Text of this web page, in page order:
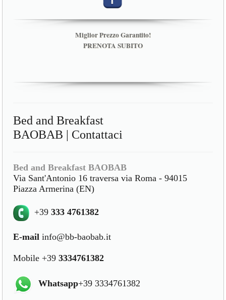
Miglior Prezzo Garantito!
PRENOTA SUBITO
Bed and Breakfast
BAOBAB | Contattaci
Bed and Breakfast BAOBAB
Via Sant'Antonio 16 traversa via Roma - 94015
Piazza Armerina (EN)
+39333 4761382
E-mail info@bb-baobab.it
Mobile +393334761382
Whatsapp+39 3334761382